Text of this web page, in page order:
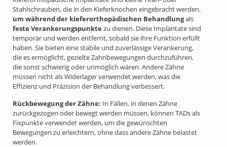
Stahlschrauben, die in den Kieferknochen eingebracht werden,
um während der kieferorthopädischen Behandlungals
feste Verankerungspunkte zu dienen. Diese Implantate sind
temporär und werden entfernt, sobald sie ihre Funktion erfüllt
haben. Sie bieten eine stabile und zuverlässige Verankerung,
die es ermöglicht, gezielte Zahnbewegungen durchzuführen,
die sonst schwierig oder unmöglich wären. Andere Zähne
müssen nicht als Widerlager verwendet werden, was die
Effizienz und Präzision der Behandlung verbessert.
Rückbewegung der Zähne: In Fällen, in denen Zähne
zurückgezogen oder bewegt werden müssen, können TADs als
Fixpunkte verwendet werden, um die gewünschten
Bewegungen zu erleichtern, ohne dass andere Zähne belastet
werden.